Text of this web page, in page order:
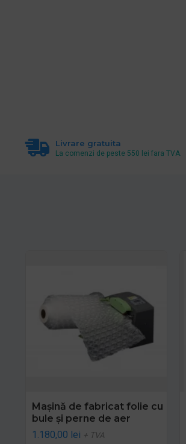
Livrare gratuita
La comenzi de peste 550 lei fara TVA.
Mașină de fabricat folie cu
bule și perne de aer
1.180,00 lei + TVA